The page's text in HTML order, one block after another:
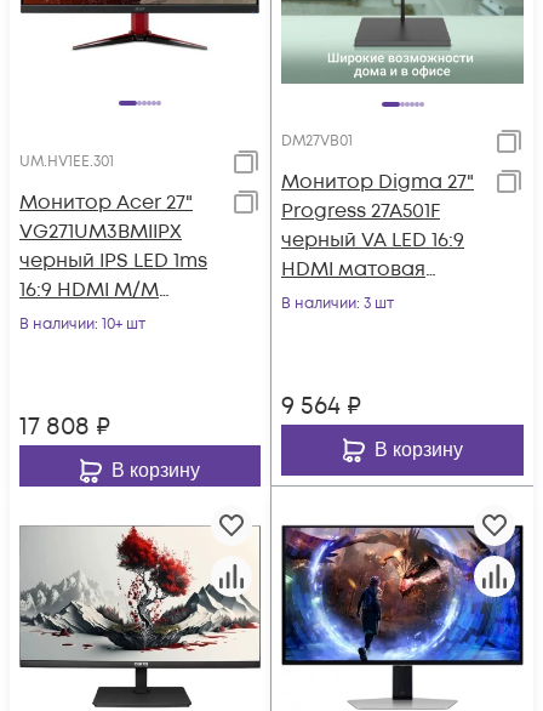
UM.HV1EE.301
Монитор Acer 27"
VG271UM3BMIIPX
черный IPS LED 1ms
16:9 HDMI M/M
матовая 250cd
В наличии: 10+ шт
17 808 ₽
В корзину
DM27VB01
Монитор Digma 27"
Progress 27A501F
черный VA LED 16:9
HDMI матовая
300cd 178гр/178гр
В наличии: 3 шт
9 564 ₽
В корзину